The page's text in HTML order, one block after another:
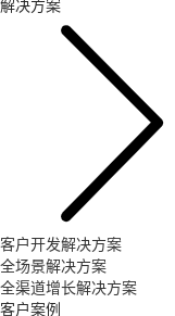
解决方案
客户开发解决方案
全场景解决方案
全渠道增长解决方案
客户案例